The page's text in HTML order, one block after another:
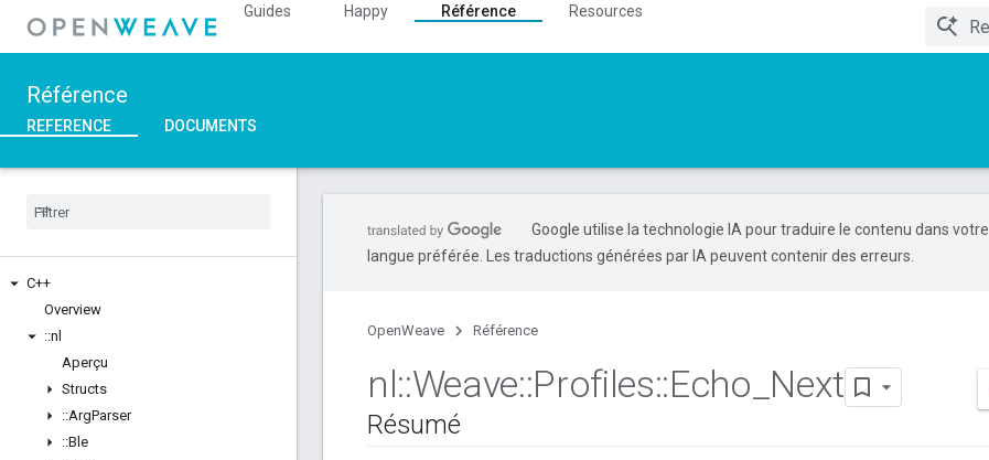
Guides Happy Référence
Resources
Référence
REFERENCE DOCUMENTS
C++
Overview
::nl
Aperçu
Structs
::ArgParser
::Ble
Google utilise la technologie IA pour traduire le contenu dans votre
langue préférée. Les traductions générées par IA peuvent contenir des erreurs.
OpenWeave Référence
nl::Weave::Profiles::Echo Next
Résumé